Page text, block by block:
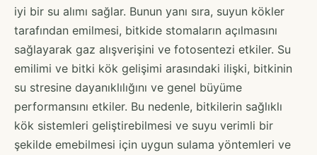
iyi bir su alımı sağlar. Bunun yanı sıra, suyun kökler
tarafından emilmesi, bitkide stomaların açılmasını
sağlayarak gaz alışverişini ve fotosentezi etkiler. Su
emilimi ve bitki kök gelişimi arasındaki ilişki, bitkinin
su stresine dayanıklılığını ve genel büyüme
performansını etkiler. Bu nedenle, bitkilerin sağlıklı
kök sistemleri geliştirebilmesi ve suyu verimli bir
şekilde emebilmesi için uygun sulama yöntemleri ve